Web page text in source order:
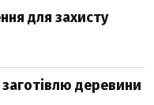
для захисту
деревини